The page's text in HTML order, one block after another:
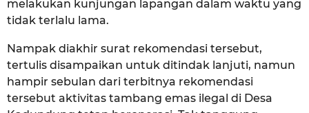
melakukan kunjungan lapangan dalam waktu yang
tidak terlalu lama.
Nampak diakhir surat rekomendasi tersebut,
tertulis disampaikan untuk ditindak lanjuti, namun
hampir sebulan dari terbitnya rekomendasi
tersebut aktivitas tambang emas ilegal di Desa